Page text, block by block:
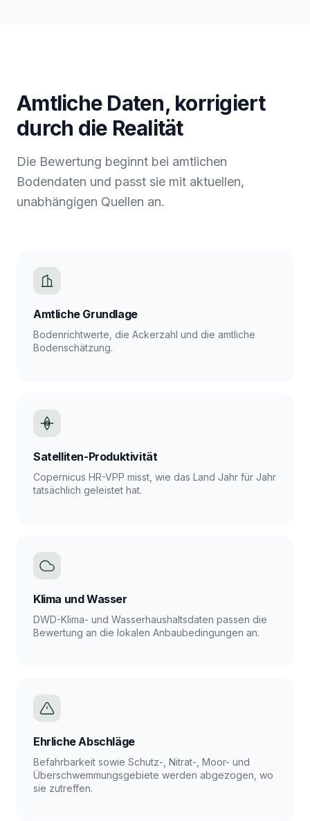
Amtliche Daten, korrigiert
durch die Realität
Die Bewertung beginnt bei amtlichen
Bodendaten und passt sie mit aktuellen,
unabhängigen Quellen an.
Amtliche Grundlage
Bodenrichtwerte, die Ackerzahl und die amtliche
Bodenschätzung.
Satelliten-Produktivität
Copernicus HR-VPP misst, wie das Land Jahr für Jahr
tatsächlich geleistet hat.
Klima und Wasser
DWD-Klima- und Wasserhaushaltsdaten passen die
Bewertung an die lokalen Anbaubedingungen an.
Ehrliche Abschläge
Befahrbarkeit sowie Schutz-, Nitrat-, Moor- und
Überschwemmungsgebiete werden abgezogen, wo
sie zutreffen.